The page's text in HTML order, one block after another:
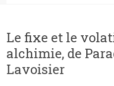
les
sciences
et
les
Le fixe et le
alchimie, de
Lavoisier